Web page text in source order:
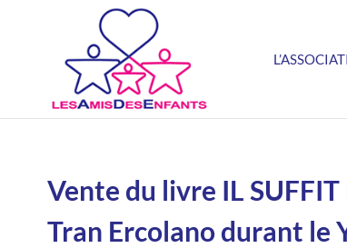
Vente du livre IL
Tran Ercolano durant le